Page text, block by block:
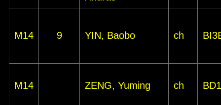
M14 9 YIN, Baobo ch
M14 ZENG, Yuming ch